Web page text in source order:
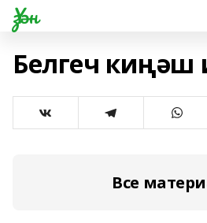
Үзән
Белгеч киңәш
Все